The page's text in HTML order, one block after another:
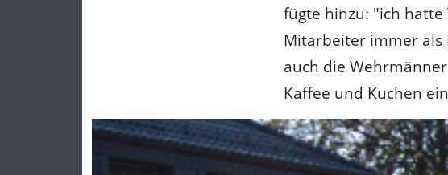
fügte hinzu: "ich hatte
Mitarbeiter immer als
auch die
Kaffee und Kuchen